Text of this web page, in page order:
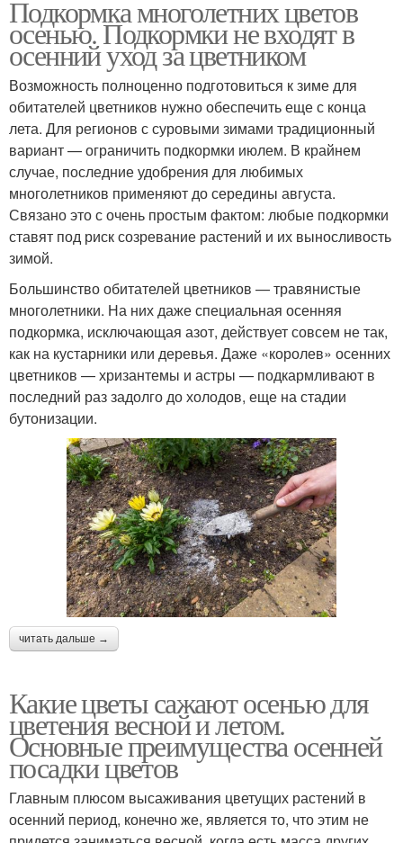
Подкормка многолетних цветов
осенью. Подкормки не входят в
осенний уход за цветником
Возможность полноценно подготовиться к зиме для
обитателей цветников нужно обеспечить еще с конца
лета. Для регионов с суровыми зимами традиционный
вариант — ограничить подкормки июлем. В крайнем
случае, последние удобрения для любимых
многолетников применяют до середины августа.
Связано это с очень простым фактом: любые подкормки
ставят под риск созревание растений и их выносливость
зимой.
Большинство обитателей цветников — травянистые
многолетники. На них даже специальная осенняя
подкормка, исключающая азот, действует совсем не так,
как на кустарники или деревья. Даже «королев» осенних
цветников — хризантемы и астры — подкармливают в
последний раз задолго до холодов, еще на стадии
бутонизации.
читать дальше →
Какие цветы сажают осенью для
цветения весной и летом.
Основные преимущества осенней
посадки цветов
Главным плюсом высаживания цветущих растений в
осенний период, конечно же, является то, что этим не